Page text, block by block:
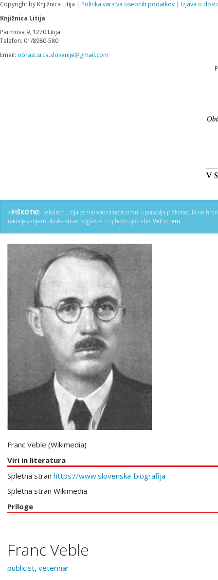
Copyright by Knjižnica Litija | Politika varstva osebnih podatkov | Izjava o
Knjižnica Litija
Parmova 9, 1270 Litija
Telefon: 01/8980-580
Email: obrazi.srca.slovenije@gmail.com
×PIŠKOTKI: Leksikon Litija za funkcionalnost strani uporablja piškotke, ki ne
nadaljevanjem obiska strani soglašaš z njihovo uporabo. Več o tem.
Franc Veble (Wikimedia)
Viri in literatura
Spletna stran https://www.slovenska-biografija
Spletna stran Wikimedia
Priloge
Franc Veble
publicist, veterinar